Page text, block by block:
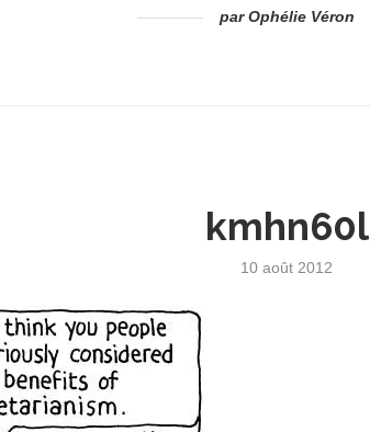
par Ophélie Véron
kmhn60l
10 août 2012